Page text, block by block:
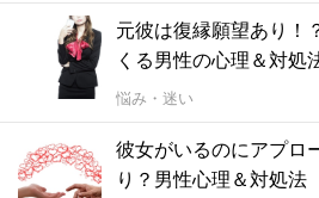
元彼は復縁願望あり！
くる男性の心理＆対処
悩み・迷い
彼女がいるのにアプロ
り？男性心理＆対処法